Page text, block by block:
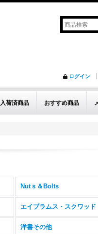
ログイン
入荷済商品 おすすめ商品
Nutｓ＆Bolts
エイブラムス・スクワッド
洋書その他